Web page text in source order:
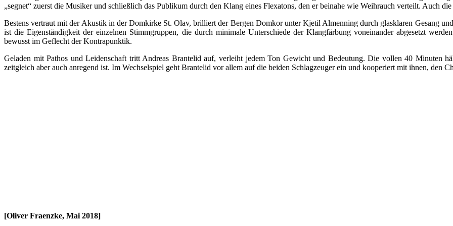
„segnet“ zuerst die Musiker und schließlich das Publikum durch den Klang eines Flexatons, den er beinahe wie Weihrauch verteilt. Auch
Bestens vertraut mit der Akustik in der Domkirke St. Olav, brilliert der Bergen Domkor unter Kjetil Almenning durch glasklaren Gesang
ist die Eigenständigkeit der einzelnen Stimmgruppen, die durch minimale Unterschiede der Klangfärbung voneinander abgesetzt
bewusst im Geflecht der Kontrapunktik.
Geladen mit Pathos und Leidenschaft tritt Andreas Brantelid auf, verleiht jedem Ton Gewicht und Bedeutung. Die vollen 40 Minuten
zeitgleich aber auch anregend ist. Im Wechselspiel geht Brantelid vor allem auf die beiden Schlagzeuger ein und kooperiert mit ihnen, den
[Oliver Fraenzke, Mai 2018]